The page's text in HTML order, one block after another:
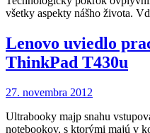
všetky aspekty nášho života.
Lenovo uviedlo
ThinkPad T430u
27. novembra 2012
Ultrabooky majp snahu
notebookov, s ktorými majú v